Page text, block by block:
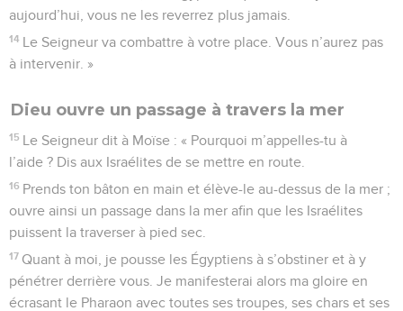
aujourd’hui, vous ne les reverrez plus jamais.
14 Le Seigneur va combattre à votre place. Vous n’aurez pas
à intervenir. »
Dieu ouvre un passage à travers la mer
15 Le Seigneur dit à Moïse : « Pourquoi m’appelles-tu à
l’aide ? Dis aux Israélites de se mettre en route.
16 Prends ton bâton en main et élève-le au-dessus de la mer ;
ouvre ainsi un passage dans la mer afin que les Israélites
puissent la traverser à pied sec.
17 Quant à moi, je pousse les Égyptiens à s’obstiner et à y
pénétrer derrière vous. Je manifesterai alors ma gloire en
écrasant le Pharaon avec toutes ses troupes, ses chars et ses